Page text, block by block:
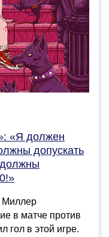
«Я должен
допускать
должны
Миллер
в матче против
гол в этой игре.